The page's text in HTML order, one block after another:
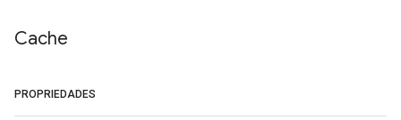
Cache
PROPRIEDADES